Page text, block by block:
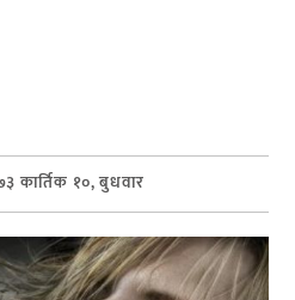
कार्तिक १०, बुधवार